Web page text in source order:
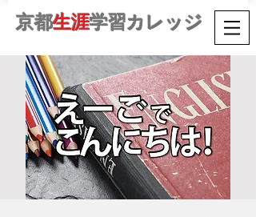
京都生涯学習カレッジ